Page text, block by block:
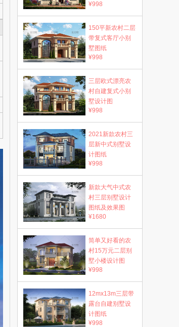
¥998
150平新农村二层
带复式客厅小别
墅图纸
¥998
三层欧式漂亮农
村自建复式小别
墅设计图
¥998
2021新款农村三
层新中式别墅设
计图纸
¥998
新款大气中式农
村三层别墅设计
图纸及效果图
¥1680
简单又好看的农
村15万元二层别
墅小楼设计图
¥998
12mx13m三层带
露台自建别墅设
计图纸
¥998